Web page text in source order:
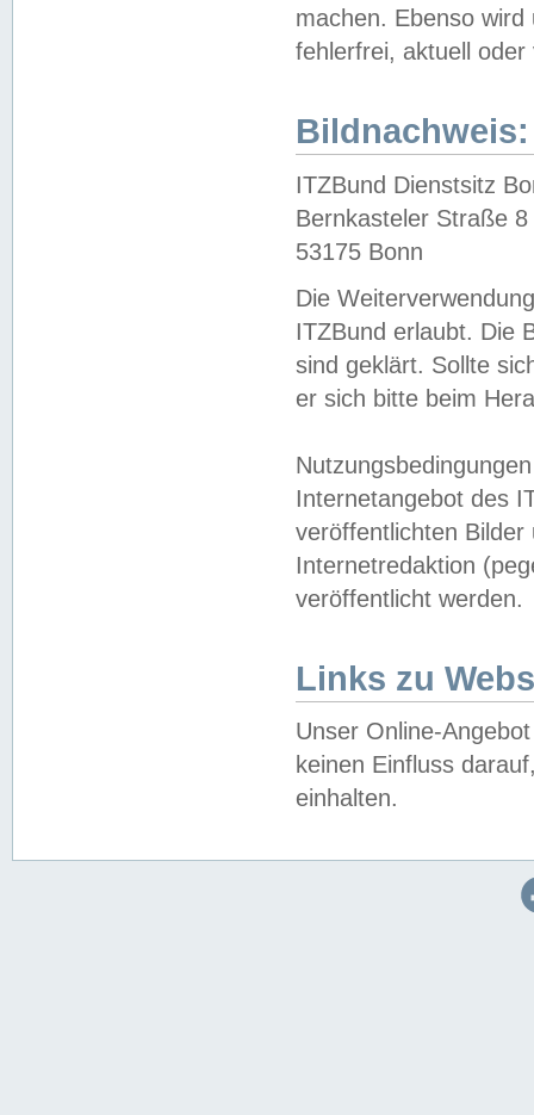
machen. Ebenso
fehlerfrei, aktuell oder
Bildnachweis:
ITZBund Dienstsitz
Bernkasteler Straße 8
53175 Bonn
Die
ITZBund erlaubt. Die
sind geklärt. Sollte
er sich bitte beim
Internetangebot des
veröffentlichten
Internetredaktion
veröffentlicht werden.
Links zu
Unser Online-
keinen Einfluss
einhalten.